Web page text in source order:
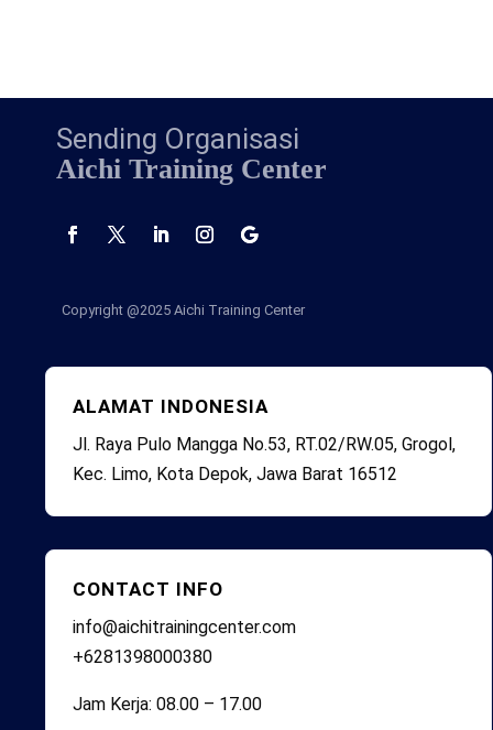
Sending Organisasi
Aichi Training Center
Copyright @2025 Aichi Training Center
ALAMAT INDONESIA
Jl. Raya Pulo Mangga No.53, RT.02/RW.05, Grogol,
Kec. Limo, Kota Depok, Jawa Barat 16512
CONTACT INFO
info@aichitrainingcenter.com
+6281398000380
Jam Kerja: 08.00 – 17.00